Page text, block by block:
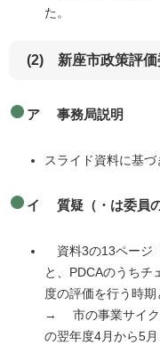
た。
(2) 新座市政策評価
ア 事務局説明
スライド資料に基づ
イ 質疑（・は委員
資料3の13ページ
と、PDCAのうちチ
度の評価を行う時期
→ 市の事業サイク
の翌年度4月から5